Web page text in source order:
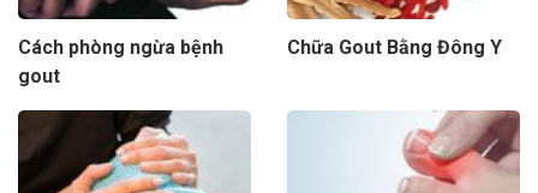
Cách phòng ngừa bệnh
gout
Chữa Gout Bằng Đông Y